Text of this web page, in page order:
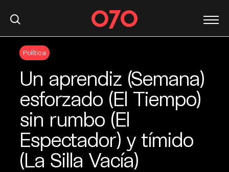
Política
Un aprendiz (Semana)
esforzado (El Tiempo)
sin rumbo (El
Espectador) y tímido
(La Silla Vacía)